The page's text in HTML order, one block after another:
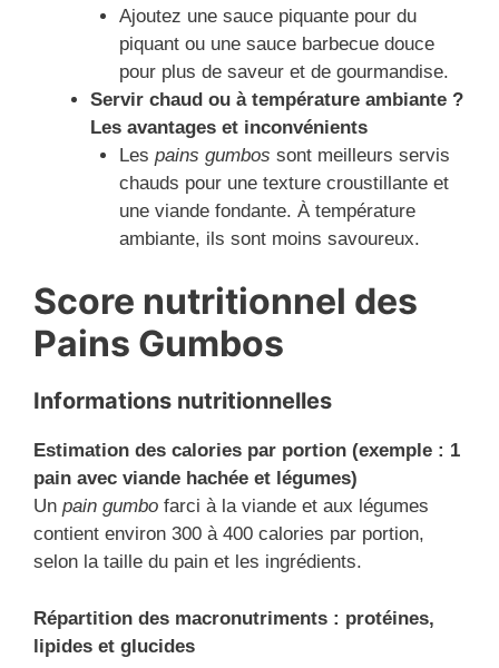
Ajoutez une sauce piquante pour du
piquant ou une sauce barbecue douce
pour plus de saveur et de gourmandise.
Servir chaud ou à température ambiante ?
Les avantages et inconvénients
Les pains gumbos sont meilleurs servis
chauds pour une texture croustillante et
une viande fondante. À température
ambiante, ils sont moins savoureux.
Score nutritionnel des
Pains Gumbos
Informations nutritionnelles
Estimation des calories par portion (exemple : 1
pain avec viande hachée et légumes)
Un pain gumbo farci à la viande et aux légumes
contient environ 300 à 400 calories par portion,
selon la taille du pain et les ingrédients.
Répartition des macronutriments : protéines,
lipides et glucides